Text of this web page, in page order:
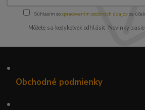
Súhlasím sospracovaním osobných údajov za
Môžete sa kedykoľvek odhlásiť. Novinky
•
Obchodné podmienky
•